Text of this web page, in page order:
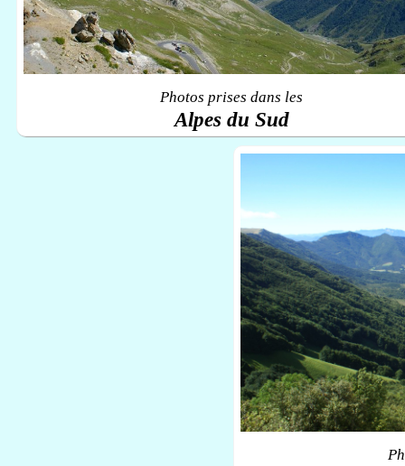
Photos prises dans les
Alpes du Sud